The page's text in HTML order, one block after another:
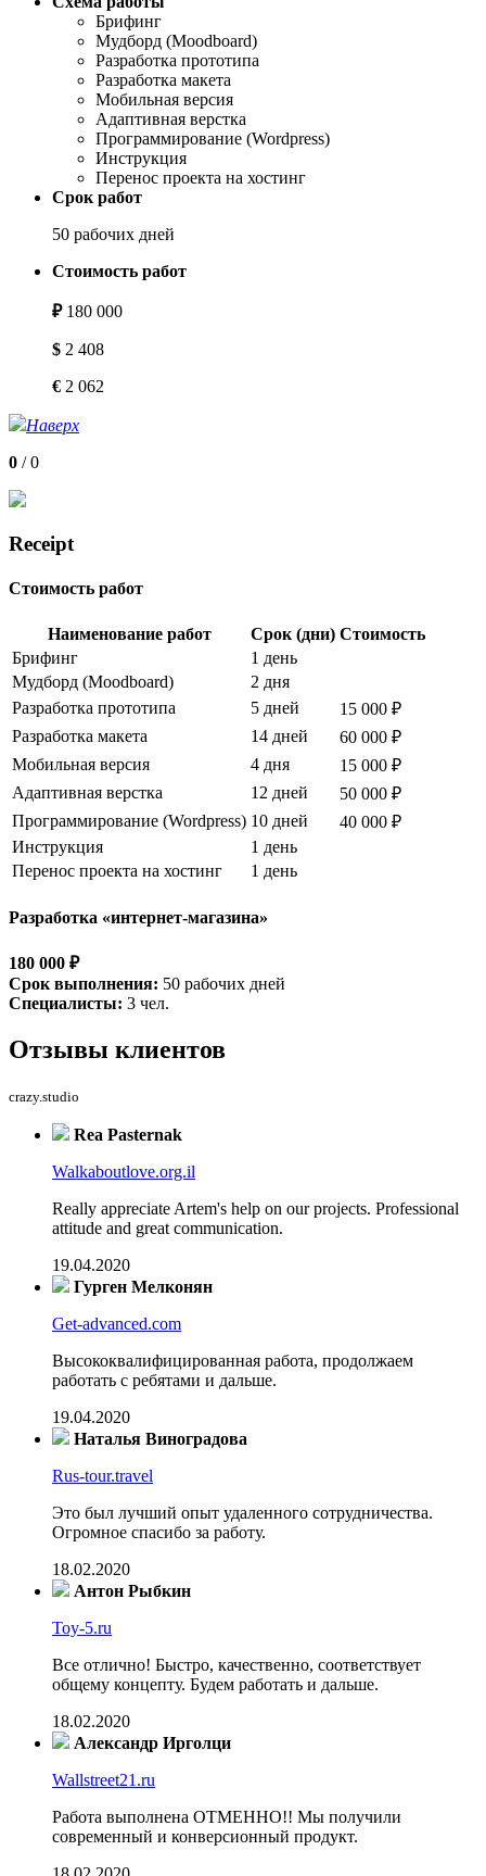
Брифинг
Мудборд (Moodboard)
Разработка прототипа
Разработка макета
Мобильная версия
Адаптивная верстка
Программирование (Wordpress)
Инструкция
Перенос проекта на хостинг
Срок работ
50 рабочих дней
Стоимость работ
₽180 000
$ 2 408
€ 2 062
Наверх
0 /0
Receipt
Стоимость работ
Наименование работ Срок (дни) Стоимость
Брифинг
1 день
Мудборд (Moodboard)
2 дня
Разработка прототипа
5 дней
15 000 ₽
Разработка макета
14 дней
60 000 ₽
Мобильная версия
4 дня
15 000 ₽
Адаптивная верстка
12 дней
50 000 ₽
Программирование (Wordpress) 10 дней
40 000 ₽
Инструкция
1 день
Перенос проекта на хостинг
1 день
Разработка «интернет-магазина»
180 000 ₽
Срок выполнения: 50 рабочих дней
Специалисты: 3 чел.
Отзывы клиентов
crazy.studio
Rea Pasternak
Walkaboutlove.org.il
Really appreciate Artem's help on our projects. Professional
attitude and great communication.
19.04.2020
Гурген Мелконян
Get-advanced.com
Высококвалифицированная работа, продолжаем
работать с ребятами и дальше.
19.04.2020
Наталья Виноградова
Rus-tour.travel
Это был лучший опыт удаленного сотрудничества.
Огромное спасибо за работу.
18.02.2020
Антон Рыбкин
Toy-5.ru
Все отлично! Быстро, качественно, соответствует
общему концепту. Будем работать и дальше.
18.02.2020
Александр Ирголци
Wallstreet21.ru
Работа выполнена ОТМЕННО!! Мы получили
современный и конверсионный продукт.